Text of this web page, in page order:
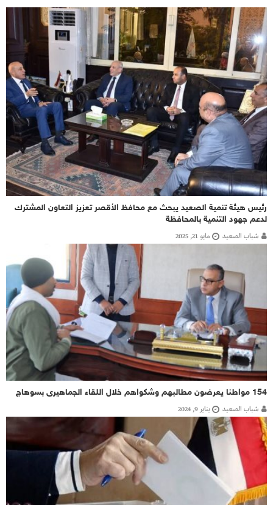
رئيس هيئة تنمية الصعيد يبحث مع محافظ الأقصر تعزيز التعاون المشترك
لدعم جهود التنمية بالمحافظة
شباب الصعيد مايو 21, 2025
154 مواطنا يعرضون مطالبهم وشكواهم خلال اللقاء الجماهيرى بسوهاج
شباب الصعيد يناير 9, 2024